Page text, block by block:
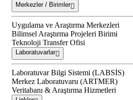
Merkezler / Birimler
Uygulama ve Araştırma Merkezleri
Bilimsel Araştırma Projeleri Birimi
Teknoloji Transfer Ofisi
Laboratuvarlar
Laboratuvar Bilgi Sistemi (LABSİS)
Merkez Laboratuvaru (ARTMER)
Veritabanı & Araştırma Hizmetleri